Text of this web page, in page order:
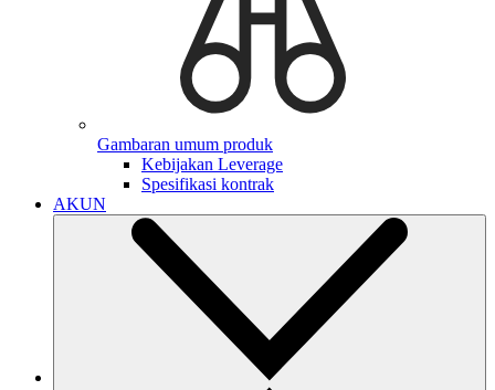
Gambaran umum produk
Kebijakan Leverage
Spesifikasi kontrak
AKUN